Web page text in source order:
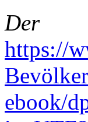
Der
https://
ebook/